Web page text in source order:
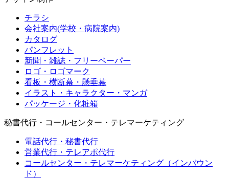
チラシ
会社案内(学校・病院案内)
カタログ
パンフレット
新聞・雑誌・フリーペーパー
ロゴ・ロゴマーク
看板・横断幕・懸垂幕
イラスト・キャラクター・マンガ
パッケージ・化粧箱
秘書代行・コールセンター・テレマーケティング
電話代行・秘書代行
営業代行・テレアポ代行
コールセンター・テレマーケティング（インバウン
ド）